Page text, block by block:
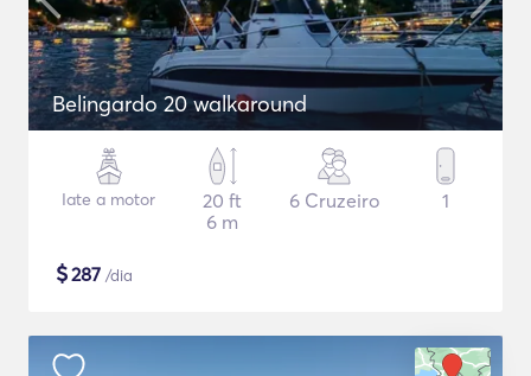
Belingardo 20 walkaround
Iate a motor
20 ft
6 m
6 Cruzeiro 1
$287 /dia